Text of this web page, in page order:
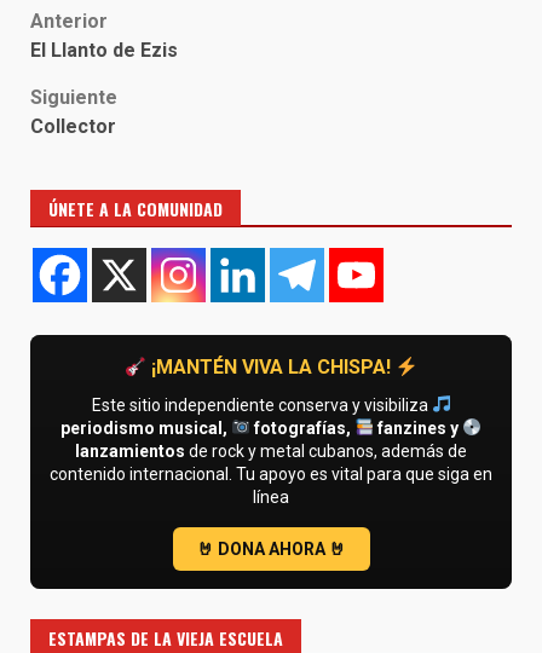
Post
navigation
Anterior
El Llanto de Ezis
Siguiente
Collector
ÚNETE A LA COMUNIDAD
¡MANTÉN VIVA LA CHISPA!
Este sitio independiente conserva y visibiliza
periodismo musical,
fotografías,
fanzines y
lanzamientos de rock y metal cubanos, además de
contenido internacional. Tu apoyo es vital para que siga en
línea
ESTAMPAS DE LA VIEJA ESCUELA